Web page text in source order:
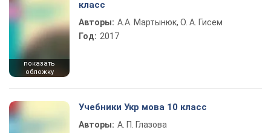
показать
обложку
класс
Авторы: А.А. Мартынюк, О. А. Гисем
Год: 2017
Учебники Укр мова 10 класс
Авторы: А. П. Глазова